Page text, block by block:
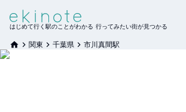
はじめて行く駅のことがわかる 行ってみたい街が見つかる
関東 千葉県 市川真間駅